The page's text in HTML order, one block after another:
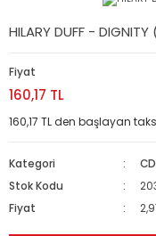
HILARY DUFF -
Fiyat
160,17 TL
160,17 TL den başlayan
Kategori
Stok Kodu
Fiyat